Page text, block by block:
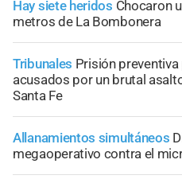
Hay siete heridos Chocaron
metros de La Bombonera
Tribunales Prisión
acusados por un brutal
Santa Fe
Allanamientos simultáneos
megaoperativo contra el